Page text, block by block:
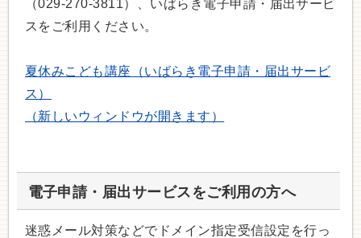
（029-270-3811）、いばらき電子申請・届出サービ
スをご利用ください。
夏休みこども講座（いばらき電子申請・届出サービ
ス）
（新しいウィンドウが開きます）
電子申請・届出サービスをご利用の方へ
迷惑メール対策などでドメイン指定受信設定を行っ